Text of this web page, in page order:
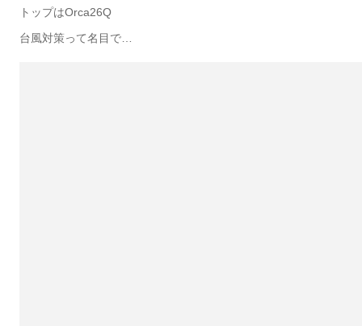
トップはOrca26Q
台風対策って名目で…